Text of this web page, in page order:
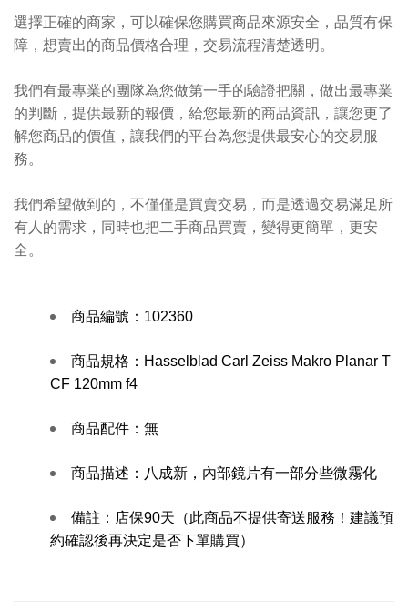
選擇正確的商家，可以確保您購買商品來源安全，品質有保
障，想賣出的商品價格合理，交易流程清楚透明。
我們有最專業的團隊為您做第一手的驗證把關，做出最專業
的判斷，提供最新的報價，給您最新的商品資訊，讓您更了
解您商品的價值，讓我們的平台為您提供最安心的交易服
務。
我們希望做到的，不僅僅是買賣交易，而是透過交易滿足所
有人的需求，同時也把二手商品買賣，變得更簡單，更安
全。
商品編號： 102360
商品規格： Hasselblad Carl Zeiss Makro Planar T
CF 120mm f4
商品配件： 無
商品描述： 八成新，內部鏡片有一部分些微霧化
備註： 店保90天（此商品不提供寄送服務！建議預
約確認後再決定是否下單購買）